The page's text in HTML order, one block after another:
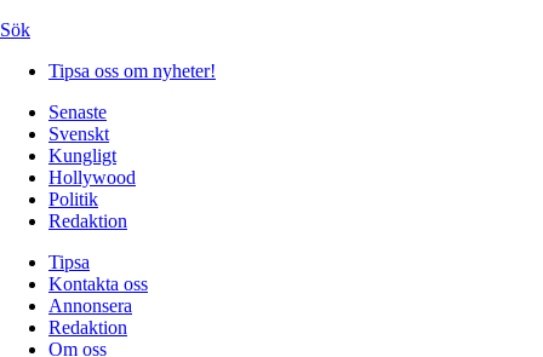
Sök
Tipsa oss om nyheter!
Senaste
Svenskt
Kungligt
Hollywood
Politik
Redaktion
Tipsa
Kontakta oss
Annonsera
Redaktion
Om oss